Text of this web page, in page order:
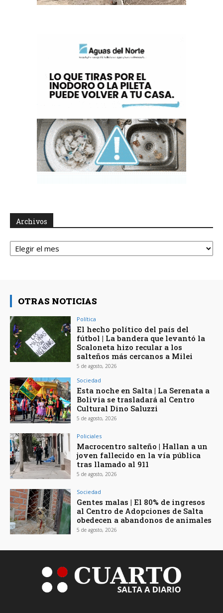
Archivos
Archivos
OTRAS NOTICIAS
Política
El hecho político del país del
fútbol | La bandera que levantó la
Scaloneta hizo recular a los
salteños más cercanos a Milei
5 de agosto, 2026
Sociedad
Esta noche en Salta | La Serenata a
Bolivia se trasladará al Centro
Cultural Dino Saluzzi
5 de agosto, 2026
Policiales
Macrocentro salteño | Hallan a un
joven fallecido en la vía pública
tras llamado al 911
5 de agosto, 2026
Sociedad
Gentes malas | El 80% de ingresos
al Centro de Adopciones de Salta
obedecen a abandonos de animales
5 de agosto, 2026